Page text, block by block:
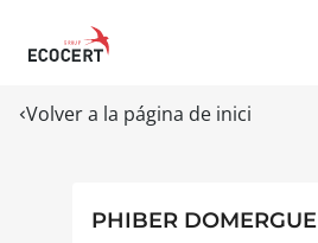
Volver a la página de inici
PHIBER DOMERGUE